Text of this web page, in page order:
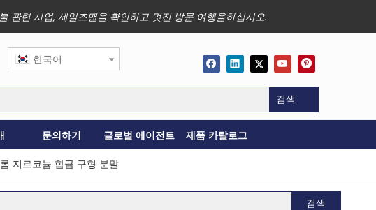
관련 사업, 세일즈맨을 확인하고 멋진 방문 여행을하십시오.
한국어
검색
문의하기 글로벌 에이전트 제품 카탈로그
지르코늄 합금 구형 분말
검색